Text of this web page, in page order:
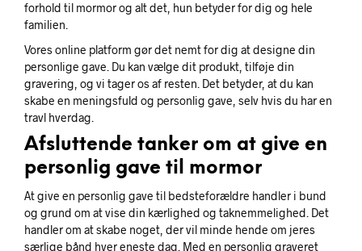
forhold til mormor og alt det, hun betyder for dig og hele
familien.
Vores online platform gør det nemt for dig at designe din
personlige gave. Du kan vælge dit produkt, tilføje din
gravering, og vi tager os af resten. Det betyder, at du kan
skabe en meningsfuld og personlig gave, selv hvis du har en
travl hverdag.
Afsluttende tanker om at give en
personlig gave til mormor
At give en personlig gave til bedsteforældre handler i bund
og grund om at vise din kærlighed og taknemmelighed. Det
handler om at skabe noget, der vil minde hende om jeres
særlige bånd hver eneste dag. Med en personlig graveret